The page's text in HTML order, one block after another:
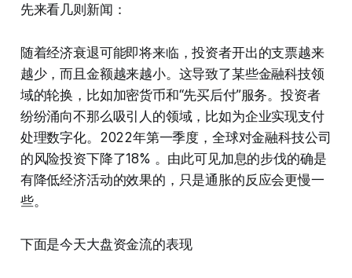
先来看几则新闻：
随着经济衰退可能即将来临，投资者开出的支票越来
越少，而且金额越来越小。这导致了某些金融科技领
域的轮换，比如加密货币和“先买后付”服务。投资者
纷纷涌向不那么吸引人的领域，比如为企业实现支付
处理数字化。2022年第一季度，全球对金融科技公司
的风险投资下降了18% 。由此可见加息的步伐的确是
有降低经济活动的效果的，只是通胀的反应会更慢一
些。
下面是今天大盘资金流的表现